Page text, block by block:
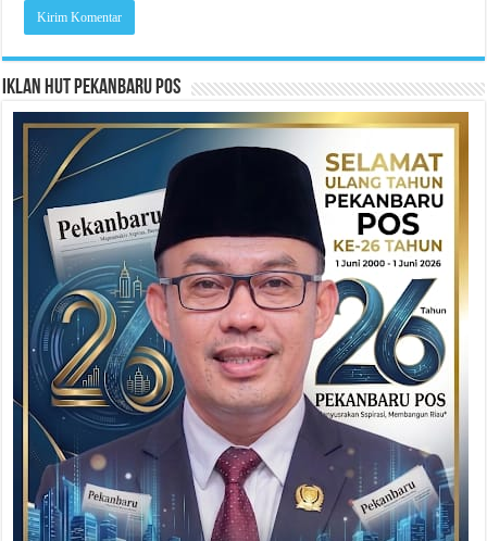
Iklan HUT Pekanbaru Pos